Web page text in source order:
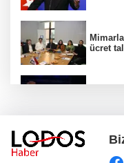
ücret